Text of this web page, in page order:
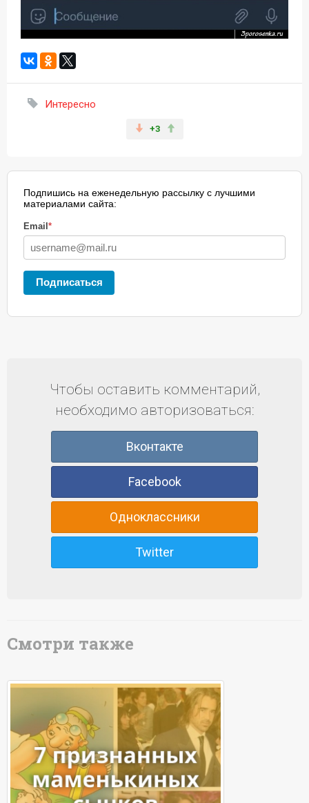
Интересно
+3
Подпишись на еженедельную рассылку с лучшими
материалами сайта:
Email *
Подписаться
Чтобы оставить комментарий,
необходимо авторизоваться:
Вконтакте
Facebook
Одноклассники
Twitter
Смотри также